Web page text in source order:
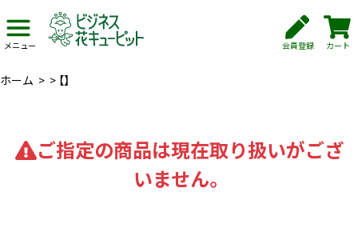
メニュー 会員登録 カート
ホーム > > 【】
ご指定の商品は現在取り扱いがござ
いません。